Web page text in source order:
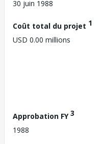
30 juin 1988
Coût total du projet 1
USD 0.00 millions
Approbation FY3
1988